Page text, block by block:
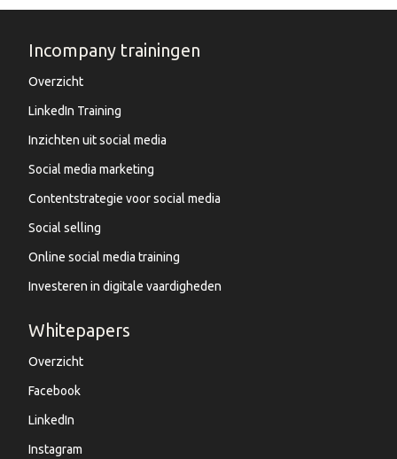
Incompany trainingen
Overzicht
LinkedIn Training
Inzichten uit social media
Social media marketing
Contentstrategie voor social media
Social selling
Online social media training
Investeren in digitale vaardigheden
Whitepapers
Overzicht
Facebook
LinkedIn
Instagram